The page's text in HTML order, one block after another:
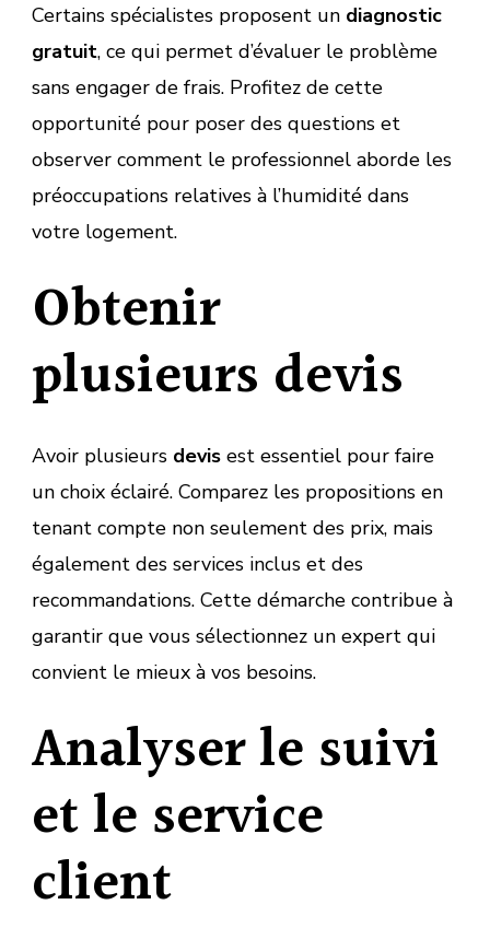
Certains spécialistes proposent un diagnostic
gratuit, ce qui permet d’évaluer le problème
sans engager de frais. Profitez de cette
opportunité pour poser des questions et
observer comment le professionnel aborde les
préoccupations relatives à l’humidité dans
votre logement.
Obtenir
plusieurs devis
Avoir plusieurs devis est essentiel pour faire
un choix éclairé. Comparez les propositions en
tenant compte non seulement des prix, mais
également des services inclus et des
recommandations. Cette démarche contribue à
garantir que vous sélectionnez un expert qui
convient le mieux à vos besoins.
Analyser le suivi
et le service
client